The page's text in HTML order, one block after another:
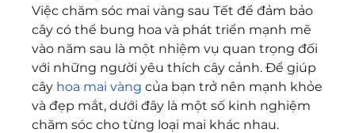
Việc chăm sóc mai vàng sau Tết để đảm bảo
cây có thể bung hoa và phát triển mạnh mẽ
vào năm sau là một nhiệm vụ quan trọng đối
với những người yêu thích cây cảnh. Để giúp
cây hoa mai vàng của bạn trở nên mạnh khỏe
và đẹp mắt, dưới đây là một số kinh nghiệm
chăm sóc cho từng loại mai khác nhau.